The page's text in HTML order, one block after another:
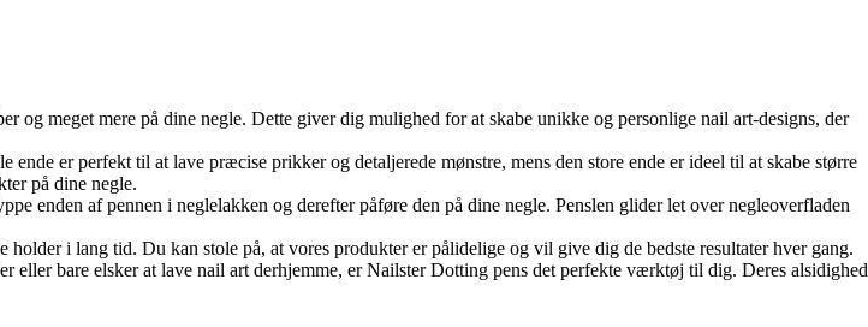
og meget mere på dine negle. Dette giver dig mulighed for at skabe unikke og personlige nail art-designs, der
er perfekt til at lave præcise prikker og detaljerede mønstre, mens den store ende er ideel til at skabe større
på dine negle.
enden af pennen i neglelakken og derefter påføre den på dine negle. Penslen glider let over negleoverfladen
i lang tid. Du kan stole på, at vores produkter er pålidelige og vil give dig de bedste resultater hver gang.
eller bare elsker at lave nail art derhjemme, er Nailster Dotting pens det perfekte værktøj til dig. Deres alsidighed